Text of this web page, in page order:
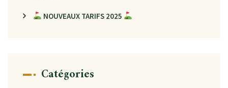
NOUVEAUX TARIFS 2025
Catégories